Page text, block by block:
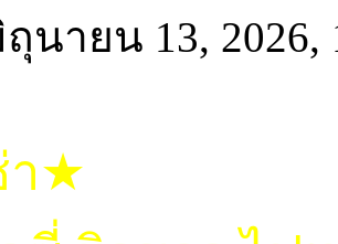
นายน 13, 2026,
า★